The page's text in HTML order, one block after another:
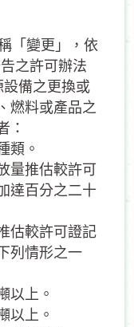
「變更」，依
之許可辦法
備之更換或
燃料或產品之
：
類。
量推估較許可
達百分之二十
估較許可證記
列情形之一
以上。
以上。